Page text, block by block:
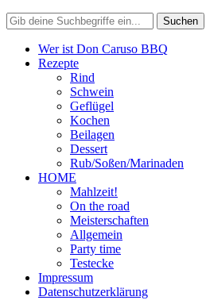
Wer ist Don Caruso BBQ
Rezepte
Rind
Schwein
Geflügel
Kochen
Beilagen
Dessert
Rub/Soßen/Marinaden
HOME
Mahlzeit!
On the road
Meisterschaften
Allgemein
Party time
Testecke
Impressum
Datenschutzerklärung